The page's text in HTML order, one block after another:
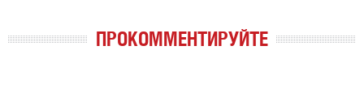
ПРОКОММЕНТИРУЙТЕ